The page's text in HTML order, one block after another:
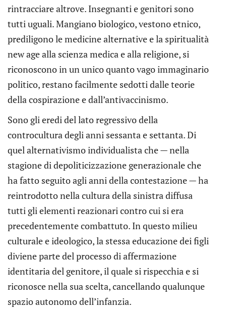
rintracciare altrove. Insegnanti e genitori sono
tutti uguali. Mangiano biologico, vestono etnico,
prediligono le medicine alternative e la spiritualità
new age alla scienza medica e alla religione, si
riconoscono in un unico quanto vago immaginario
politico, restano facilmente sedotti dalle teorie
della cospirazione e dall’antivaccinismo.
Sono gli eredi del lato regressivo della
controcultura degli anni sessanta e settanta. Di
quel alternativismo individualista che — nella
stagione di depoliticizzazione generazionale che
ha fatto seguito agli anni della contestazione — ha
reintrodotto nella cultura della sinistra diffusa
tutti gli elementi reazionari contro cui si era
precedentemente combattuto. In questo milieu
culturale e ideologico, la stessa educazione dei figli
diviene parte del processo di affermazione
identitaria del genitore, il quale si rispecchia e si
riconosce nella sua scelta, cancellando qualunque
spazio autonomo dell’infanzia.